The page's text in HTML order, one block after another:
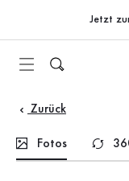
Zum Inhaltsverzeichnis
Zur Hauptnavigation
Jetzt
Zurück
Fotos